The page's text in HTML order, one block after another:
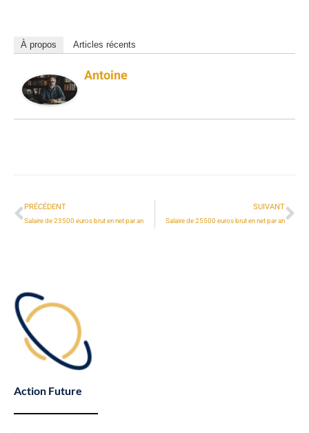
À propos Articles récents
Antoine
PRÉCÉDENT
Salaire de 23500 euros brut en net par an
SUIVANT
Salaire de 25500 euros brut en net par an
Action Future